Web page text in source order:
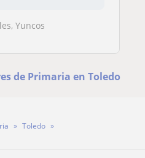
Yuncos
de Primaria en Toledo
Toledo